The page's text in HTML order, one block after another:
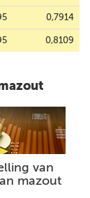
0,7914
0,8109
van
mazout